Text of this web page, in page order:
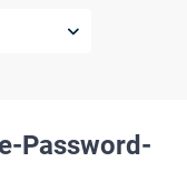
Password-